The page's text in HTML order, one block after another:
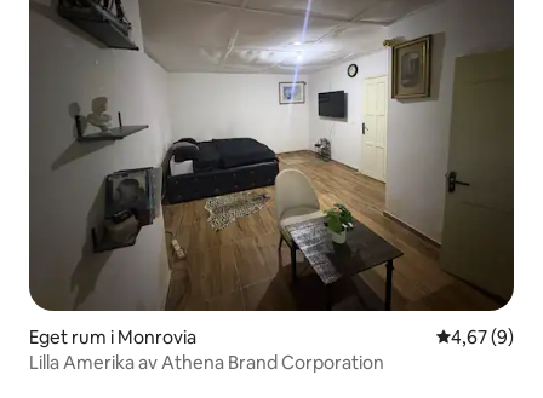
Eget rum i Monrovia 4,67 av 5 i
4,67 (9)
Lilla Amerika av Athena Brand Corporation